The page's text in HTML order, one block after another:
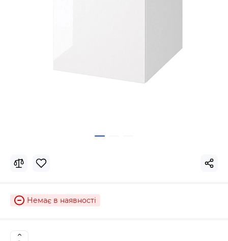
Немає в наявності